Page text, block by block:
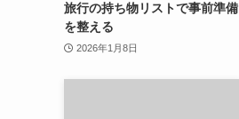
旅行の持ち物リストで事前準備
を整える
2026年1月8日